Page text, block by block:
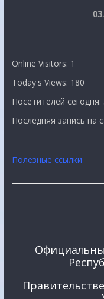
Online Visitors: 1
Today's Views: 180
Посетителей сегодня:
Последняя запись на
Полезные ссылки